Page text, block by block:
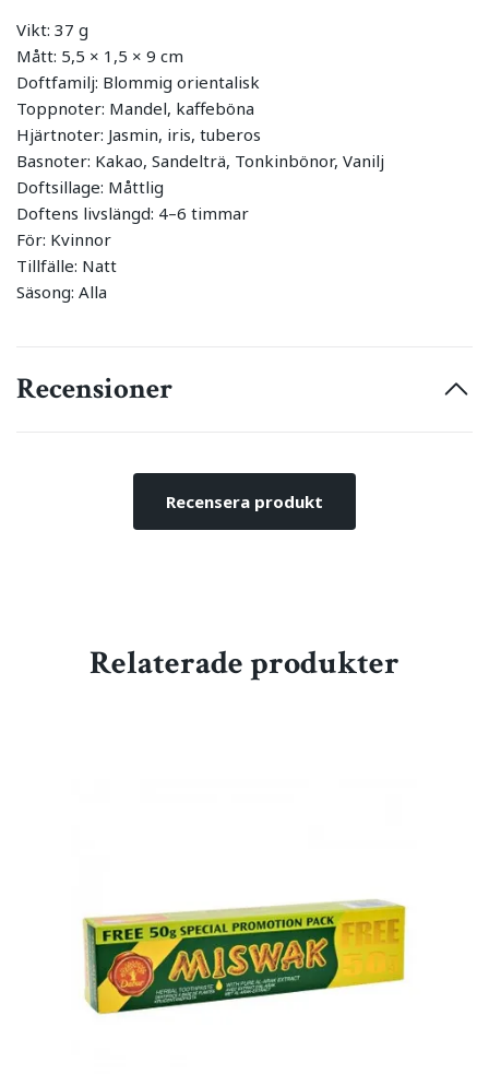
Vikt: 37 g
Mått: 5,5 × 1,5 × 9 cm
Doftfamilj: Blommig orientalisk
Toppnoter: Mandel, kaffeböna
Hjärtnoter: Jasmin, iris, tuberos
Basnoter: Kakao, Sandelträ, Tonkinbönor, Vanilj
Doftsillage: Måttlig
Doftens livslängd: 4–6 timmar
För: Kvinnor
Tillfälle: Natt
Säsong: Alla
Recensioner
Recensera produkt
Relaterade produkter